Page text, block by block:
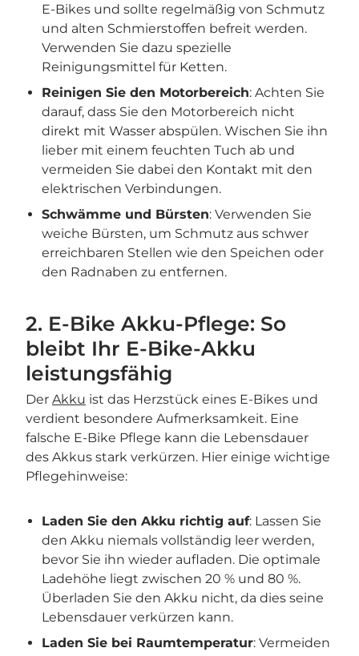
E-Bikes und sollte regelmäßig von Schmutz
und alten Schmierstoffen befreit werden.
Verwenden Sie dazu spezielle
Reinigungsmittel für Ketten.
Reinigen Sie den Motorbereich: Achten Sie
darauf, dass Sie den Motorbereich nicht
direkt mit Wasser abspülen. Wischen Sie ihn
lieber mit einem feuchten Tuch ab und
vermeiden Sie dabei den Kontakt mit den
elektrischen Verbindungen.
Schwämme und Bürsten: Verwenden Sie
weiche Bürsten, um Schmutz aus schwer
erreichbaren Stellen wie den Speichen oder
den Radnaben zu entfernen.
2. E-Bike Akku-Pflege: So
bleibt Ihr E-Bike-Akku
leistungsfähig
Der Akku ist das Herzstück eines E-Bikes und
verdient besondere Aufmerksamkeit. Eine
falsche E-Bike Pflege kann die Lebensdauer
des Akkus stark verkürzen. Hier einige wichtige
Pflegehinweise:
Laden Sie den Akku richtig auf: Lassen Sie
den Akku niemals vollständig leer werden,
bevor Sie ihn wieder aufladen. Die optimale
Ladehöhe liegt zwischen 20 % und 80 %.
Überladen Sie den Akku nicht, da dies seine
Lebensdauer verkürzen kann.
Laden Sie bei Raumtemperatur: Vermeiden